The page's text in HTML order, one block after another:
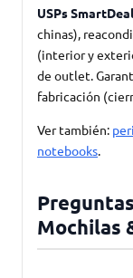
USPs
chinas),
(interior y
de outlet.
fabricación
Ver también:
notebooks.
Mochilas